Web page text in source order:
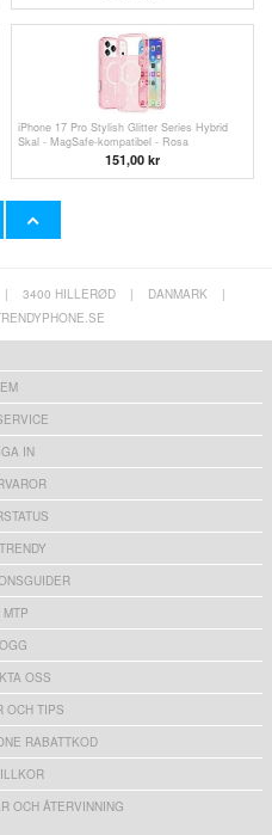
iPhone 17 Pro Stylish Glitter Series Hybrid
Skal - MagSafe-kompatibel - Rosa
151,00 kr
iPhone 17 Pro Stylish Glitter Series Hybrid
Skal - MagSafe-kompatibel - Lila
| 3400 HILLERØD | DANMARK
|
IN
MTP
OSS
OCH TIPS
RABATTKOD
OCH ÅTERVINNING